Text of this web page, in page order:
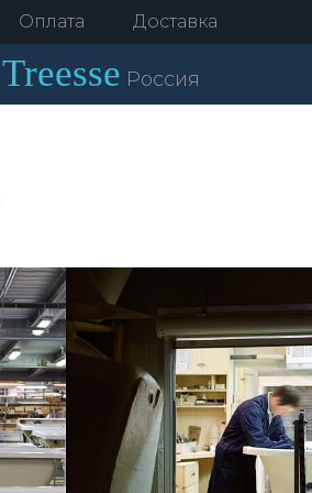
Оплата Доставка
Treesse Россия